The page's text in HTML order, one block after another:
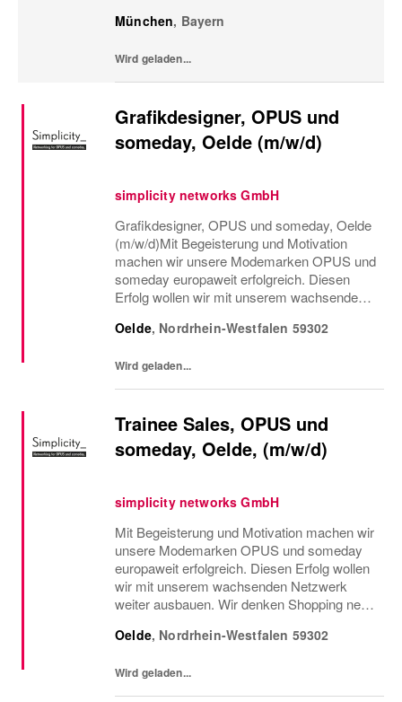
Personaleinsatzplanung und eine
60%...
München, Bayern
Wird geladen...
Grafikdesigner, OPUS und
someday, Oelde (m/w/d)
simplicity networks GmbH
Grafikdesigner, OPUS und someday, Oelde
(m/w/d)Mit Begeisterung und Motivation
machen wir unsere Modemarken OPUS und
someday europaweit erfolgreich. Diesen
Erfolg wollen wir mit unserem wachsenden
Shopping neu. Wir haben große Ziele und
Oelde, Nordrhein-Westfalen 59302
Wird geladen...
Trainee Sales, OPUS und
someday, Oelde, (m/w/d)
simplicity networks GmbH
Mit Begeisterung und Motivation machen wir
unsere Modemarken OPUS und someday
europaweit erfolgreich. Diesen Erfolg wollen
wir mit unserem wachsenden Netzwerk
weiter ausbauen. Wir denken Shopping neu.
Detail.Im B2B Sales stehen die
Oelde, Nordrhein-Westfalen 59302
Wird geladen...